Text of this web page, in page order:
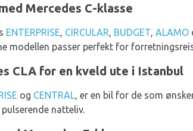
Mercedes C-klasse
ENTERPRISE, CIRCULAR, BUDGET, ALAMO
modellen passer perfekt for
CLA for en kveld ute i Istanbul
og CENTRAL, er en bil for de som
natteliv.